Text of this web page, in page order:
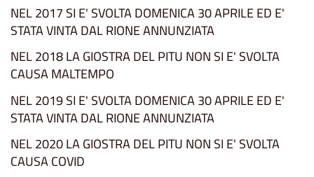
NEL 2017 SI E' SVOLTA DOMENICA 30 APRILE ED E'
STATA VINTA DAL RIONE ANNUNZIATA
NEL 2018 LA GIOSTRA DEL PITU NON SI E' SVOLTA
CAUSA MALTEMPO
NEL 2019 SI E' SVOLTA DOMENICA 30 APRILE ED E'
STATA VINTA DAL RIONE ANNUNZIATA
NEL 2020 LA GIOSTRA DEL PITU NON SI E' SVOLTA
CAUSA COVID